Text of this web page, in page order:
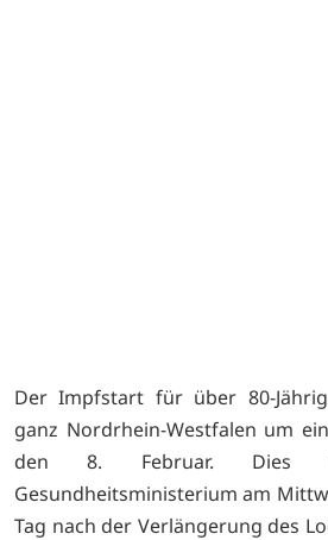
Der Impfstart für über 80-
ganz Nordrhein-Westfalen um
den 8. Februar. Dies
Gesundheitsministerium am
Tag nach der Verlängerung des